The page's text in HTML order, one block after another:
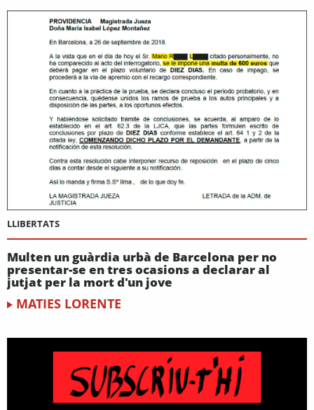
LLIBERTATS
Multen un guàrdia urbà de Barcelona per no
presentar-se en tres ocasions a declarar al
jutjat per la mort d'un jove
MATIES LORENTE